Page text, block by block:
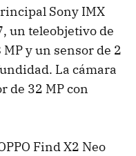
Sony IMX
un teleobjetivo de
y un sensor de 2
La cámara
de 32 MP con
Find X2 Neo